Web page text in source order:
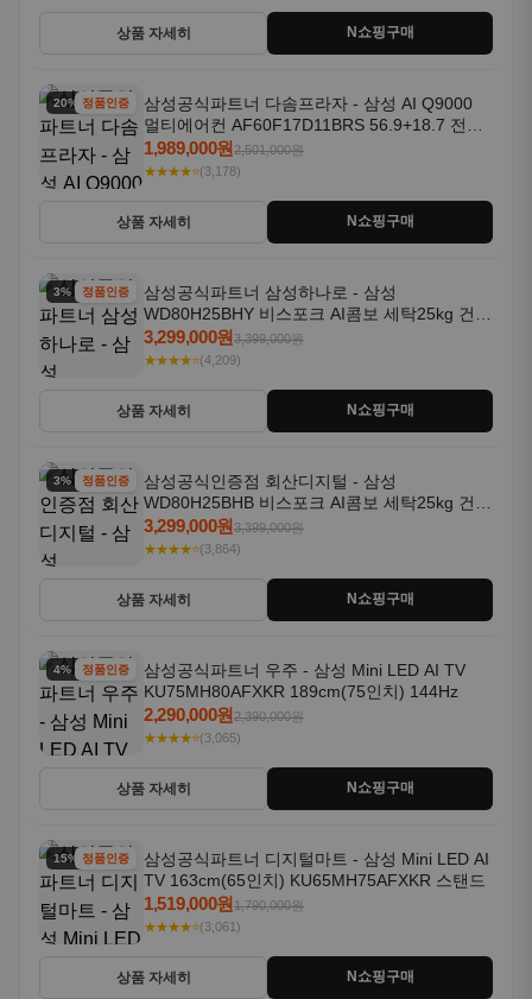
상품 자세히 N쇼핑구매
20% 할인정품인증
삼성공식파트너 다솜프라자 - 삼성 AI Q9000
멀티에어컨 AF60F17D11BRS 56.9+18.7 전국
기본설치포함
1,989,000원2,501,000원
★★★★⭐(3,178)
상품 자세히 N쇼핑구매
3% 할인정품인증
삼성공식파트너 삼성하나로 - 삼성
WD80H25BHY 비스포크 AI콤보 세탁25kg 건조
18kg 26년형 일체형 1등급
3,299,000원3,399,000원
★★★★⭐(4,209)
상품 자세히 N쇼핑구매
3% 할인정품인증
삼성공식인증점 회산디지털 - 삼성
WD80H25BHB 비스포크 AI콤보 세탁25kg 건조
18kg 26년형 일체형 1등급
3,299,000원3,399,000원
★★★★⭐(3,864)
상품 자세히 N쇼핑구매
4% 할인정품인증
삼성공식파트너 우주 - 삼성 Mini LED AI TV
KU75MH80AFXKR 189cm(75인치) 144Hz
2,290,000원2,390,000원
★★★★⭐(3,065)
상품 자세히 N쇼핑구매
15% 할인정품인증
삼성공식파트너 디지털마트 - 삼성 Mini LED AI
TV 163cm(65인치) KU65MH75AFXKR 스탠드
1,519,000원1,790,000원
★★★★⭐(3,061)
상품 자세히 N쇼핑구매